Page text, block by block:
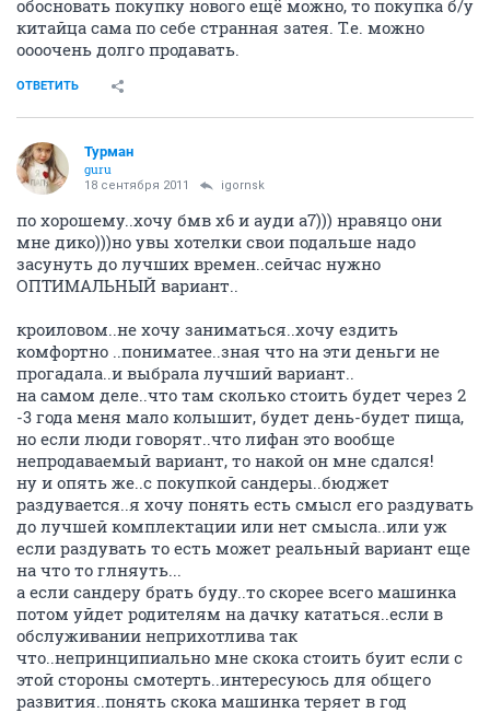
обосновать покупку нового ещё можно, то покупка б/у
китайца сама по себе странная затея. Т.е. можно
оооочень долго продавать.
ОТВЕТИТЬ
Турман
guru
18 сентября 2011 igornsk
по хорошему..хочу бмв х6 и ауди а7))) нравяцо они
мне дико)))но увы хотелки свои подальше надо
засунуть до лучших времен..сейчас нужно
ОПТИМАЛЬНЫЙ вариант..
кроиловом..не хочу заниматься..хочу ездить
комфортно ..пониматее..зная что на эти деньги не
прогадала..и выбрала лучший вариант..
на самом деле..что там сколько стоить будет через 2
-3 года меня мало колышит, будет день-будет пища,
но если люди говорят..что лифан это вообще
непродаваемый вариант, то накой он мне сдался!
ну и опять же..с покупкой сандеры..бюджет
раздувается..я хочу понять есть смысл его раздувать
до лучшей комплектации или нет смысла..или уж
если раздувать то есть может реальный вариант еще
на что то глняуть...
а если сандеру брать буду..то скорее всего машинка
потом уйдет родителям на дачку кататься..если в
обслуживании неприхотлива так
что..непринципиально мне скока стоить буит если с
этой стороны смотерть..интересуюсь для общего
развития..понять скока машинка теряет в год